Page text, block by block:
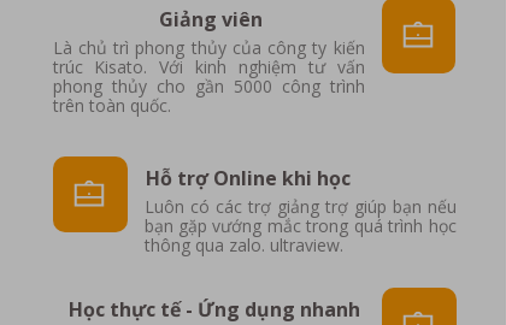
Hỗ trợ Online khi học
Luôn có các trợ giảng trợ giúp bạn nếu
bạn gặp vướng mắc trong quá trình học
thông qua zalo. ultraview.
Giảng viên
Là chủ trì phong thủy của công ty kiến
trúc Kisato. Với kinh nghiệm tư vấn
phong thủy cho gần 5000 công trình
trên toàn quốc.
Học thực tế - Ứng dụng nhanh